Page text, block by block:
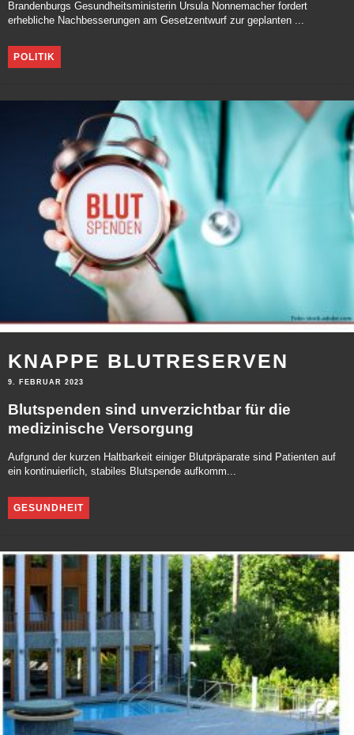
Brandenburgs Gesundheitsministerin Ursula Nonnemacher fordert
erhebliche Nachbesserungen am Gesetzentwurf zur geplanten ...
POLITIK
KNAPPE BLUTRESERVEN
9. FEBRUAR 2023
Blutspenden sind unverzichtbar für die
medizinische Versorgung
Aufgrund der kurzen Haltbarkeit einiger Blutpräparate sind Patienten auf
ein kontinuierlich, stabiles Blutspende aufkomm...
GESUNDHEIT